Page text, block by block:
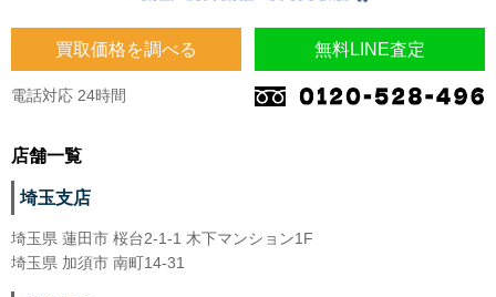
買取価格を調べる 無料LINE査定
電話対応 24時間
店舗一覧
埼玉支店
埼玉県 蓮田市 桜台2-1-1 木下マンション1F
埼玉県 加須市 南町14-31